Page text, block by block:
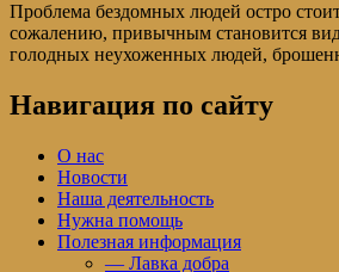
Проблема бездомных людей остро
сожалению, привычным становится
голодных неухоженных людей,
Навигация по сайту
О нас
Новости
Наша деятельность
Нужна помощь
Полезная информация
— Лавка добра